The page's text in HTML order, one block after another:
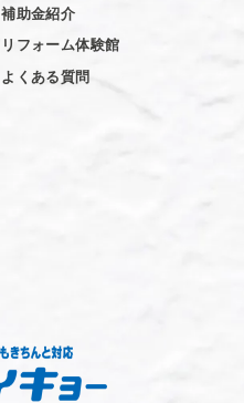
補助金紹介
リフォーム体験館
よくある質問